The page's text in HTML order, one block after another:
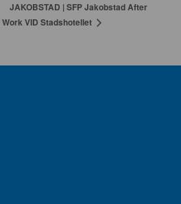
JAKOBSTAD | SFP Jakobstad After
Work VID Stadshotellet